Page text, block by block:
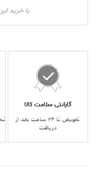
با خرید
گارانتی سلامت کالا
تعویض تا ۲۴ ساعت بعد از
دریافت